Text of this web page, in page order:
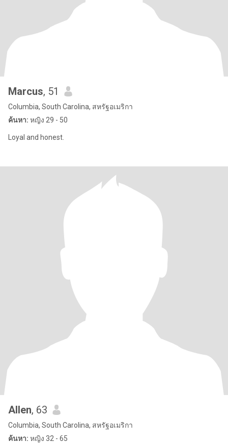
Marcus, 51
Columbia, South Carolina, สหรัฐอเมริกา
ค้นหา: หญิง 29 - 50
Loyal and honest.
Allen, 63
Columbia, South Carolina, สหรัฐอเมริกา
ค้นหา: หญิง 32 - 65